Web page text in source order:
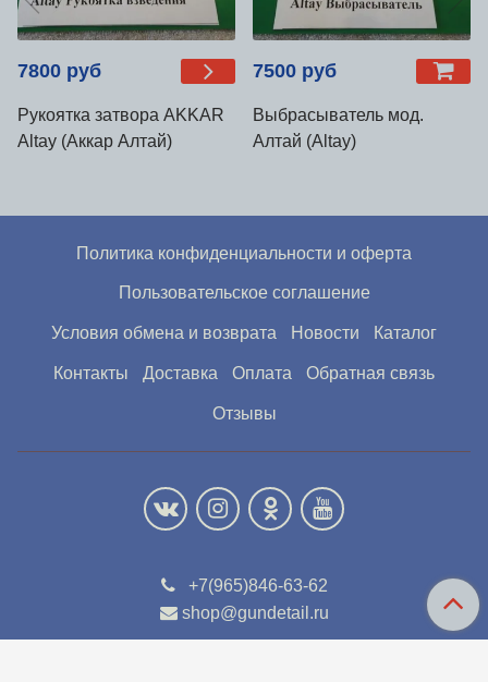
7800 руб
Рукоятка затвора AKKAR
Аltay (Аккар Алтай)
7500 руб
Выбрасыватель мод.
Алтай (Altay)
Политика конфиденциальности и оферта
Пользовательское соглашение
Условия обмена и возврата Новости Каталог
Контакты Доставка Оплата Обратная связь
Отзывы
+7(965)846-63-62
shop@gundetail.ru